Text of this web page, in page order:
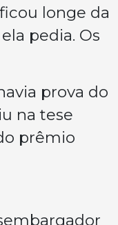
longe da
pedia. Os
prova do
na tese
prêmio